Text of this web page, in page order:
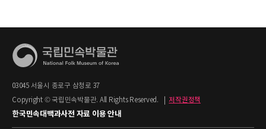
03045 서울시 종로구 삼청로 37
Copyright © 국립민속박물관. All Rights Reserved.
저작권정책
한국민속대백과사전 자료 이용 안내